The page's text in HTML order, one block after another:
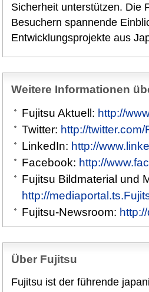
Sicherheit unterstützen. Die
Besuchern spannende
Entwicklungsprojekte aus
Weitere Informationen
Fujitsu Aktuell: http://
Twitter: http://
LinkedIn: http://
Facebook: http://
Fujitsu Bildmaterial und
http://
Fujitsu-Newsroom:
Über Fujitsu
Fujitsu ist der führende